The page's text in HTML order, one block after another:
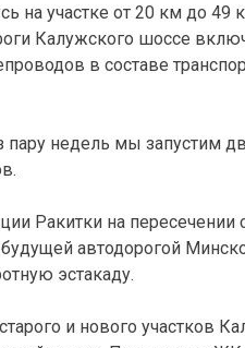
на участке от 20 км до 49
Калужского шоссе
в составе
недель мы запустим
Ракитки на
будущей автодорогой
эстакаду.
и нового участков